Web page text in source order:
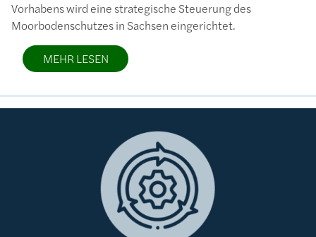
Vorhabens wird eine strategische Steuerung des
Moorbodenschutzes in Sachsen eingerichtet.
MEHR LESEN